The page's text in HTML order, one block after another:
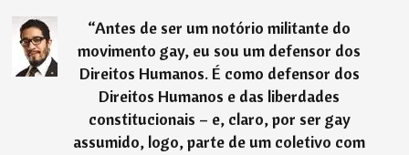
“Antes de ser um notório militante do
movimento gay, eu sou um defensor dos
Direitos Humanos. É como defensor dos
Direitos Humanos e das liberdades
constitucionais – e, claro, por ser gay
assumido, logo, parte de um coletivo com